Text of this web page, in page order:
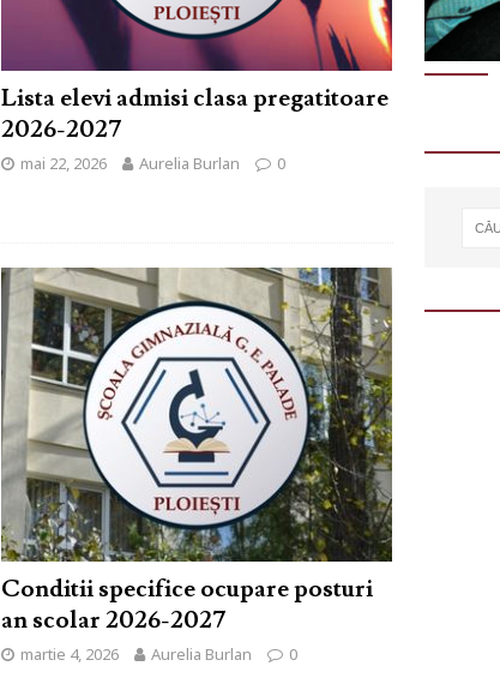
Lista elevi admisi clasa pregatitoare
2026-2027
mai 22, 2026 Aurelia Burlan 0
Conditii specifice ocupare posturi
an scolar 2026-2027
martie 4, 2026 Aurelia Burlan 0